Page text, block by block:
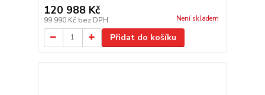
120 988 Kč
99 990 Kč bez DPH Není skladem
Přidat do košíku